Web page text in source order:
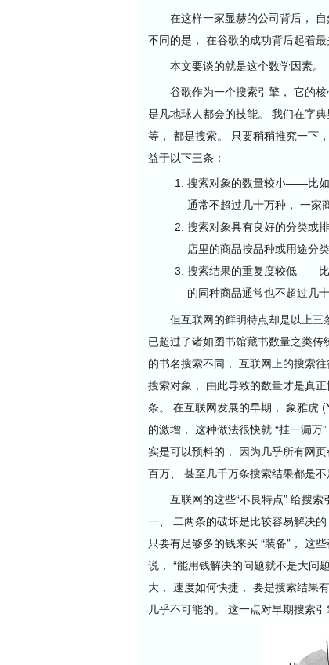
在这样一家显赫的公司背后， 自
不同的是， 在谷歌的成功背后起着最
本文要谈的就是这个数学因素。
谷歌作为一个搜索引擎， 它的核
是凡地球人都会的技能。 我们在字
等， 都是搜索。 只要稍稍推究一下
益于以下三条：
搜索对象的数量较小——比如
通常不超过几十万种， 一家
搜索对象具有良好的分类或
店里的商品按品种或用途分类
搜索结果的重复度较低——比
的同种商品通常也不超过几十
但互联网的鲜明特点却是以上三
已超过了诸如图书馆藏书数量之类
的书名搜索不同， 互联网上的搜索
搜索对象， 由此导致的数量才是真
条。 在互联网发展的早期， 象雅虎
的激增， 这种做法很快就 “挂一漏
实是可以预料的， 因为几乎所有网
百万、 甚至几千万条搜索结果都是不
互联网的这些“不良特点” 给搜索
一、 二两条的破坏是比较容易解决
只要有足够多的钱来买 “装备”， 这
说， “能用钱解决的问题就不是大问
大， 速度如何快捷， 要是搜索结果
几乎不可能的。 这一点对早期搜索